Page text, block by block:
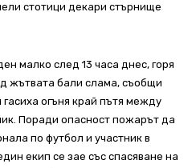
стотици декари стърнище
малко след 13 часа днес, горя
жътвата бали слама, съобщи
огъня край пътя между
Поради опасност пожарът да
по футбол и участник в
екип се зае със спасяване на